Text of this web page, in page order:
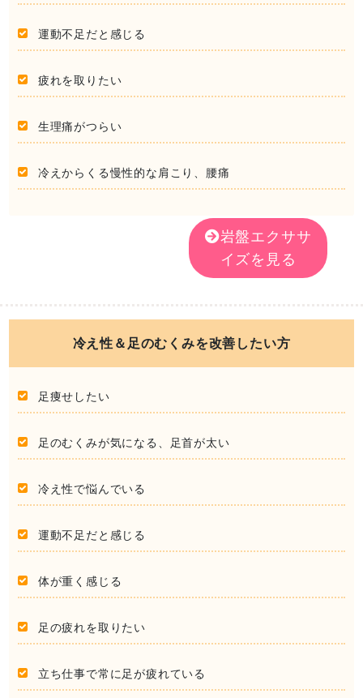
運動不足だと感じる
疲れを取りたい
生理痛がつらい
冷えからくる慢性的な肩こり、腰痛
岩盤エクササ
イズを見る
冷え性＆足のむくみを改善したい方
足痩せしたい
足のむくみが気になる、足首が太い
冷え性で悩んでいる
運動不足だと感じる
体が重く感じる
足の疲れを取りたい
立ち仕事で常に足が疲れている